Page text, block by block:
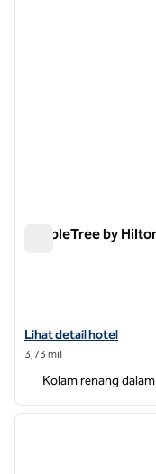
DoubleTree by
Lihat detail hotel untuk
Lihat detail hotel
3,73 mil
Kolam renang
1 dari 12